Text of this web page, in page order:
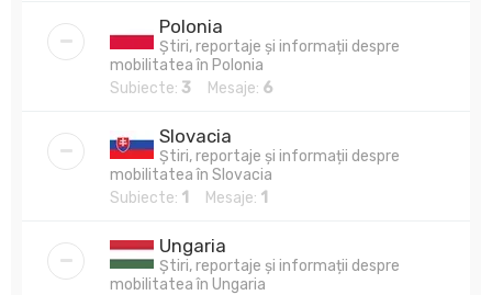
Polonia
Știri, reportaje și informații despre
mobilitatea în Polonia
Subiecte: 3 Mesaje: 6
Slovacia
Știri, reportaje și informații despre
mobilitatea în Slovacia
Subiecte: 1 Mesaje: 1
Ungaria
Știri, reportaje și informații despre
mobilitatea în Ungaria